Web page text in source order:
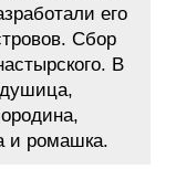
его
Сбор
В
и ромашка.